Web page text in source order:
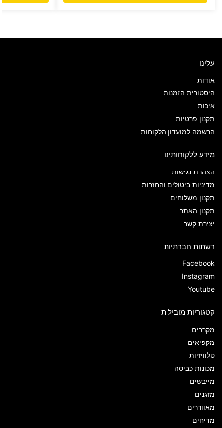
עלינו
אודות
היסטורית הזמנות
איכות
תקנון פרטיות
הרשמה למועדון הלקוחות
מידע ללקוחותינו
הצהרת נגישות
מדיניות ביטולים והחזרות
תקנון משלוחים
תקנון האתר
יצירת קשר
רשתות חברתיות
Facebook
Instagram
Youtube
קטגוריות מובילות
מקררים
מקפיאים
טלוויזיות
מכונות כביסה
מייבשים
מזגנים
מאווררים
מדיחים